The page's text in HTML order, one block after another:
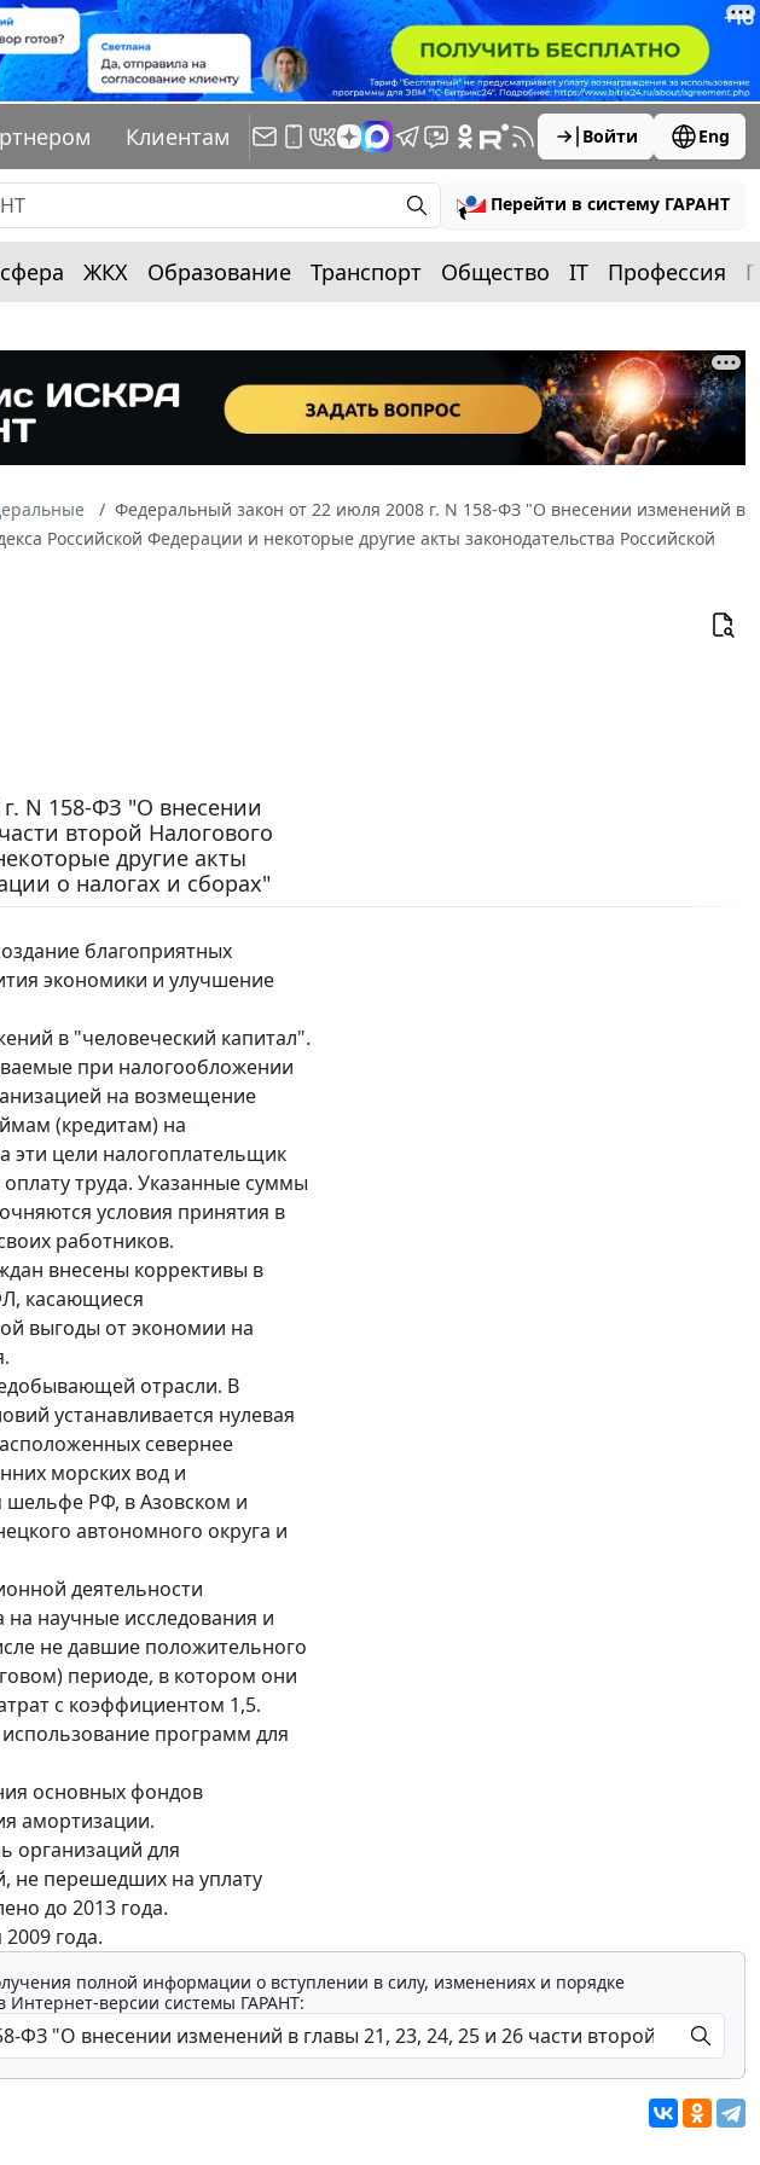
Клиентам Войти Eng
Перейти в систему ГАРАНТ
ЖКХ Образование Транспорт Общество IT Профессия
Федеральный закон от 22 июля 2008 г. N 158-ФЗ "О внесении изменений в
Российской Федерации и некоторые другие акты законодательства Российской
N 158-ФЗ "О внесении
второй Налогового
другие акты
о налогах и сборах"
благоприятных
экономики и улучшение
в "человеческий капитал".
при налогообложении
на возмещение
(кредитам) на
эти цели налогоплательщик
труда. Указанные суммы
условия принятия в
работников.
внесены коррективы в
касающиеся
выгоды от экономии на
отрасли. В
устанавливается нулевая
севернее
морских вод и
шельфе РФ, в Азовском и
автономного округа и
деятельности
научные исследования и
не давшие положительного
периоде, в котором они
с коэффициентом 1,5.
программ для
основных фондов
амортизации.
организаций для
не перешедших на уплату
до 2013 года.
года.
полной информации о вступлении в силу, изменениях и порядке
Интернет-версии системы ГАРАНТ: